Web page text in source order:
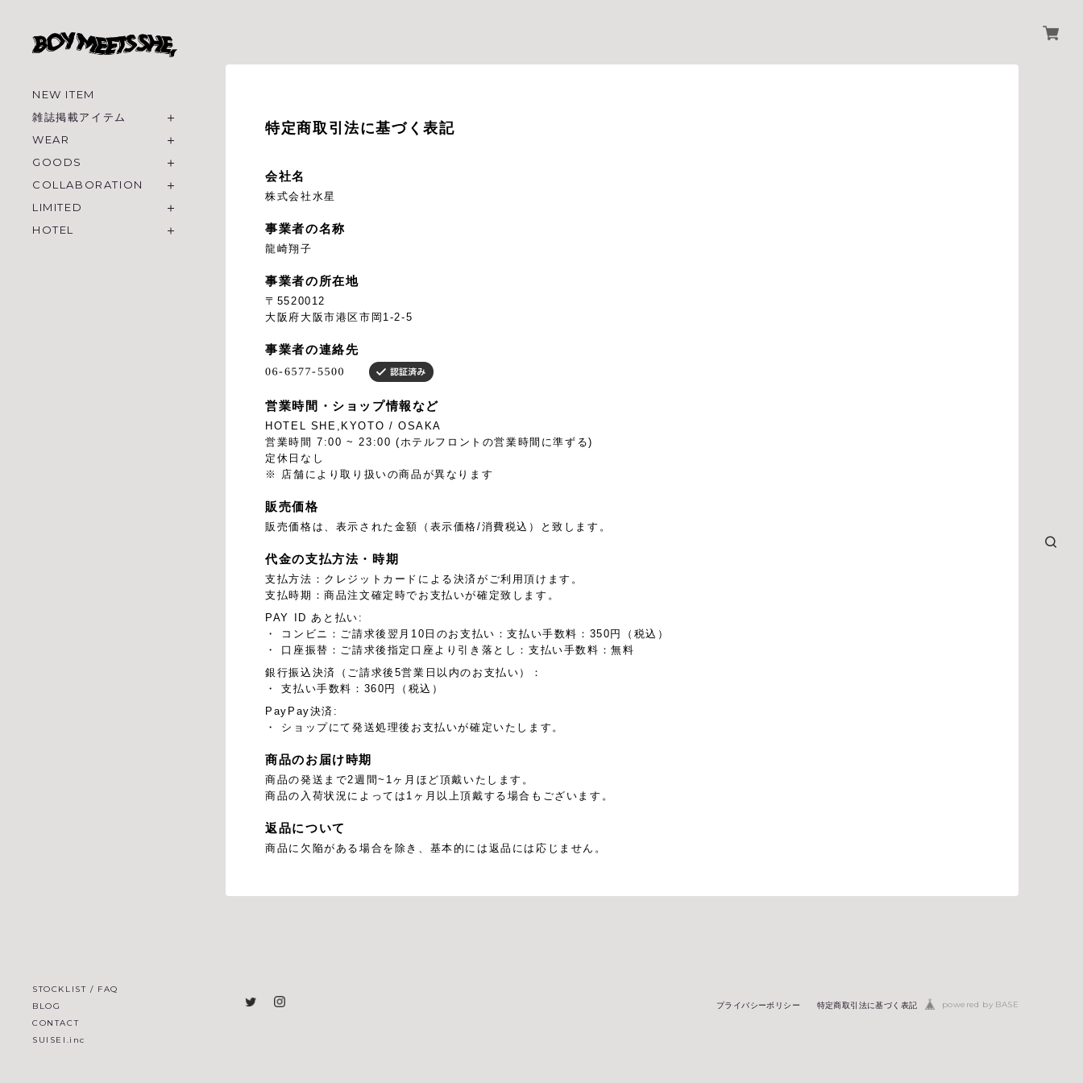
NEW ITEM
雑誌掲載アイテム
WEAR
GOODS
COLLABORATION
LIMITED
HOTEL
STOCKLIST / FAQ
BLOG
CONTACT
SUISEI.inc
特定商取引法に基づく表記
会社名
株式会社水星
事業者の名称
龍崎翔子
事業者の所在地
〒5520012
大阪府大阪市港区市岡1-2-5
事業者の連絡先
営業時間・ショップ情報など
HOTEL SHE,KYOTO / OSAKA
営業時間 7:00 ~ 23:00 (ホテルフロントの営業時間に準ずる)
定休日なし
※ 店舗により取り扱いの商品が異なります
販売価格
販売価格は、表示された金額（表示価格/消費税込）と致します。
代金の支払方法・時期
支払方法：クレジットカードによる決済がご利用頂けます。
支払時期：商品注文確定時でお支払いが確定致します。
PAY ID あと払い:
・ コンビニ：ご請求後翌月10日のお支払い：支払い手数料：350円（税込）
・ 口座振替：ご請求後指定口座より引き落とし：支払い手数料：無料
銀行振込決済（ご請求後5営業日以内のお支払い）：
・ 支払い手数料：360円（税込）
PayPay決済:
・ ショップにて発送処理後お支払いが確定いたします。
商品のお届け時期
商品の発送まで2週間~1ヶ月ほど頂戴いたします。
商品の入荷状況によっては1ヶ月以上頂戴する場合もございます。
返品について
商品に欠陥がある場合を除き、基本的には返品には応じません。
プライバシーポリシー 特定商取引法に基づく表記 powered by BASE